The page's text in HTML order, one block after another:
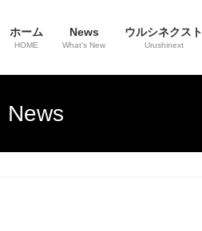
ホーム
HOME
News
What’s New
ウルシネクスト
Urushinext
News